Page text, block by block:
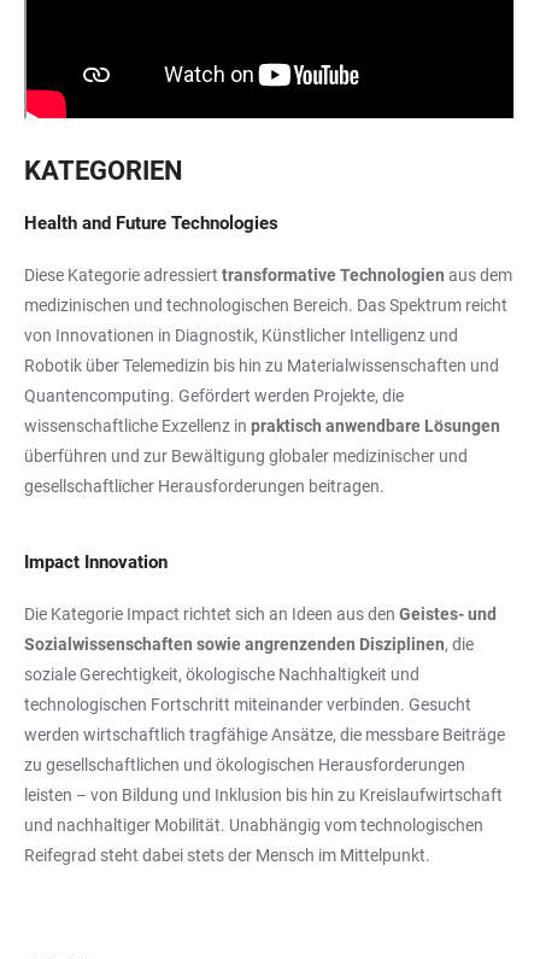
KATEGORIEN
Health and Future Technologies
Diese Kategorie adressiert transformative Technologien aus dem
medizinischen und technologischen Bereich. Das Spektrum reicht
von Innovationen in Diagnostik, Künstlicher Intelligenz und
Robotik über Telemedizin bis hin zu Materialwissenschaften und
Quantencomputing. Gefördert werden Projekte, die
wissenschaftliche Exzellenz in praktisch anwendbare Lösungen
überführen und zur Bewältigung globaler medizinischer und
gesellschaftlicher Herausforderungen beitragen.
Impact Innovation
Die Kategorie Impact richtet sich an Ideen aus den Geistes- und
Sozialwissenschaften sowie angrenzenden Disziplinen, die
soziale Gerechtigkeit, ökologische Nachhaltigkeit und
technologischen Fortschritt miteinander verbinden. Gesucht
werden wirtschaftlich tragfähige Ansätze, die messbare Beiträge
zu gesellschaftlichen und ökologischen Herausforderungen
leisten – von Bildung und Inklusion bis hin zu Kreislaufwirtschaft
und nachhaltiger Mobilität. Unabhängig vom technologischen
Reifegrad steht dabei stets der Mensch im Mittelpunkt.